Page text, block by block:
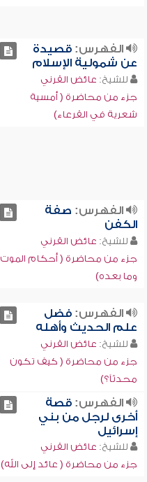
الفهرس:قصيدة
عن شمولية الإسلام
للشيخ: عائض القرني
جزء من محاضرة ( أمسية
شعرية في القرعاء)
الفهرس: صفة
الكفن
للشيخ: عائض القرني
جزء من محاضرة ( أحكام الموت
وما بعده)
الفهرس:فضل
علم الحديث وأهله
للشيخ: عائض القرني
جزء من محاضرة ( كيف تكون
محدثاً؟)
الفهرس:قصة
أخرى لرجل من بني
إسرائيل
للشيخ: عائض القرني
جزء من محاضرة ( عائد إلى الله)